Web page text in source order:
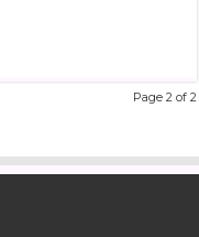
Page 2 of 2